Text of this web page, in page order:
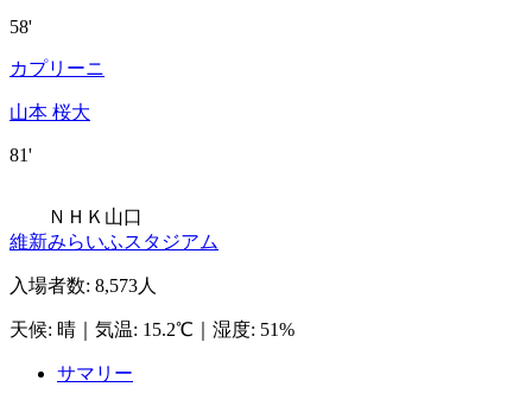
58'
カプリーニ
山本 桜大
81'
ＮＨＫ山口
維新みらいふスタジアム
入場者数: 8,573人
天候: 晴 気温: 15.2℃ 湿度: 51%
サマリー